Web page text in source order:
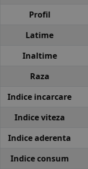
Profil
Latime
Inaltime
Raza
Indice incarcare
Indice viteza
Indice aderenta
Indice consum